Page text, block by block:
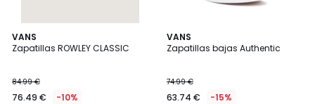
VANS
Zapatillas ROWLEY CLASSIC
84.99 €
76.49 € -10%
VANS
Zapatillas bajas Authentic
74.99 €
63.74 € -15%
4,4
/ 5